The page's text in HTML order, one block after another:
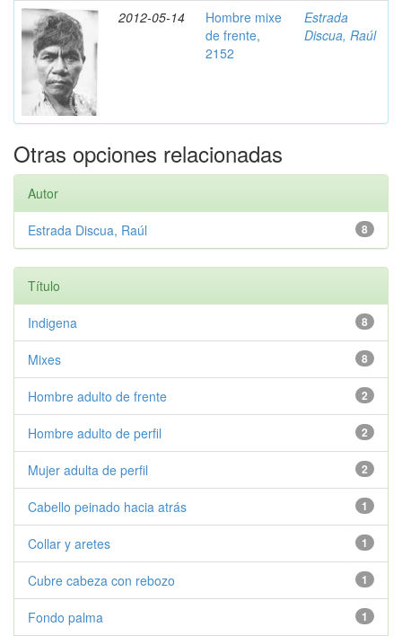
2012-05-14
Hombre mixe
de frente,
2152
Estrada
Discua, Raúl
Otras opciones relacionadas
Autor
8
Estrada Discua, Raúl
Título
8
Indigena
8
Mixes
2
Hombre adulto de frente
2
Hombre adulto de perfil
2
Mujer adulta de perfil
1
Cabello peinado hacia atrás
1
Collar y aretes
1
Cubre cabeza con rebozo
1
Fondo palma